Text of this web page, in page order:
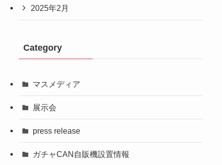
2025年2月
Category
マスメディア
展示会
press release
ガチャCAN自販機設置情報